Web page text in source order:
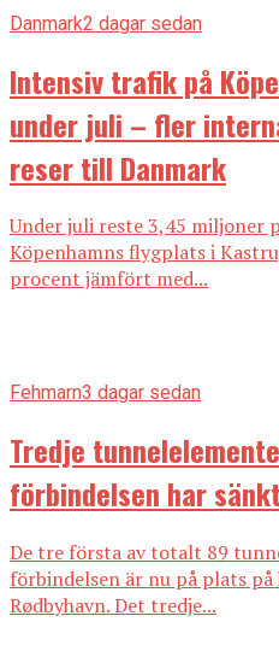
Danmark2 dagar sedan
Intensiv trafik på
under juli – fler
reser till Danmark
Under juli reste 3,45 miljoner
Köpenhamns flygplats i
procent jämfört med...
Fehmarn3 dagar sedan
Tredje
förbindelsen har
De tre första av totalt 89
förbindelsen är nu på plats
Rødbyhavn. Det tredje...